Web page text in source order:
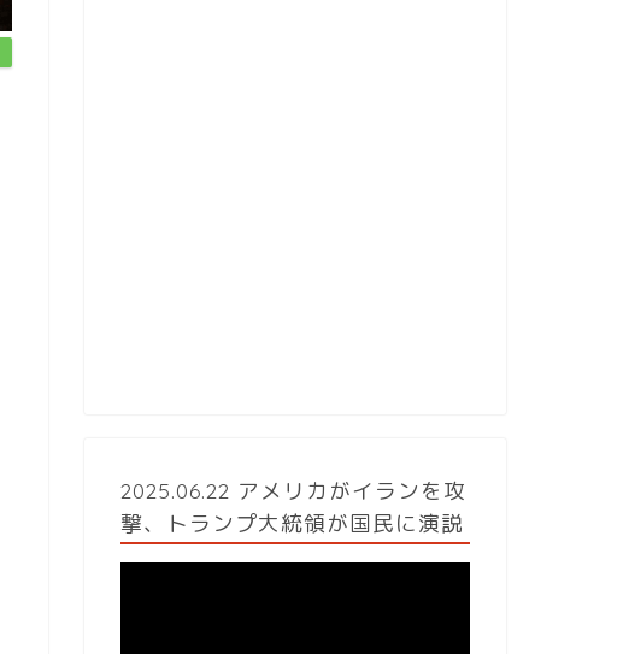
2025.06.22 アメリカがイランを攻
撃、トランプ大統領が国民に演説